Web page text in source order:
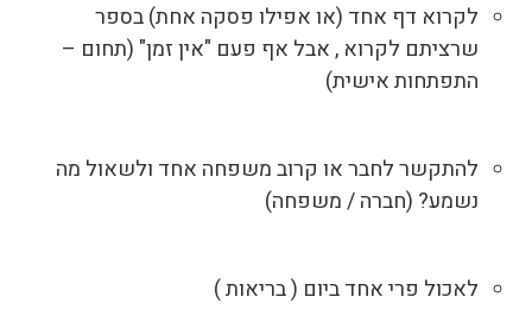
לקרוא דף אחד (או אפילו פסקה אחת) בספר
שרציתם לקרוא , אבל אף פעם "אין זמן" (תחום –
התפתחות אישית)
להתקשר לחבר או קרוב משפחה אחד ולשאול מה
נשמע? (חברה / משפחה)
לאכול פרי אחד ביום ( בריאות )